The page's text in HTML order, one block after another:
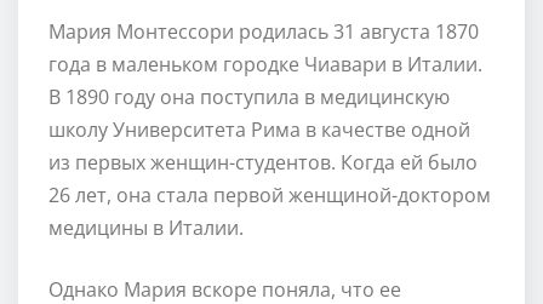
Мария Монтессори родилась 31 августа 1870
года в маленьком городке Чиавари в Италии.
В 1890 году она поступила в медицинскую
школу Университета Рима в качестве одной
из первых женщин-студентов. Когда ей было
26 лет, она стала первой женщиной-доктором
медицины в Италии.
Однако Мария вскоре поняла, что ее